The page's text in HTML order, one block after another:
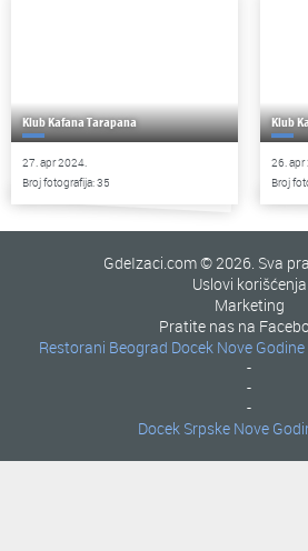
Klub Kafana Tarapana
27. apr 2024.
Broj fotografija: 35
Klub
26. apr
Broj
GdeIzaci.com © 2026. Sva
Uslovi korišćenja
Marketing
Pratite nas na
Restorani Beograd
-
Docek Nove
-
-
Docek Srpske Nove